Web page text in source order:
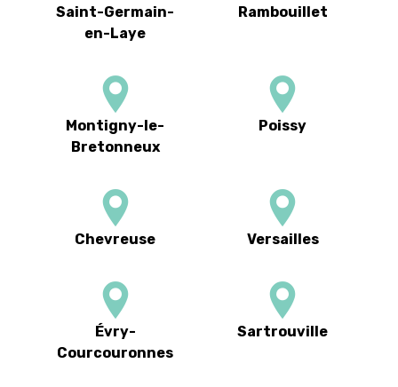
Saint-Germain-
en-Laye
Rambouillet
Montigny-le-
Bretonneux
Poissy
Chevreuse Versailles
Évry-
Courcouronnes
Sartrouville